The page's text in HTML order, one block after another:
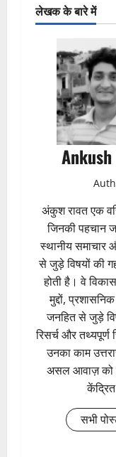
लेखक के बारे में
अंकुश रावत एक
जिनकी पहचान
स्थानीय
से जुड़े विषयों की
होती है। वे विकास
मुद्दों,
जनहित से जुड़े
रिसर्च और तथ्यपूर्ण
उनका काम
असल आवाज़ को
सभी